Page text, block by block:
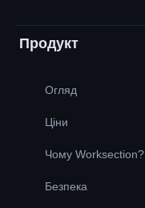
Продукт
Огляд
Ціни
Чому Worksection?
Безпека